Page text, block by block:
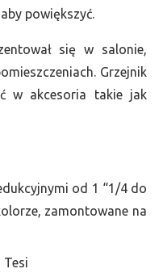
powiększyć.
się w salonie,
Grzejnik
w akcesoria takie jak
od 1 “1/4 do
zamontowane na
Tesi